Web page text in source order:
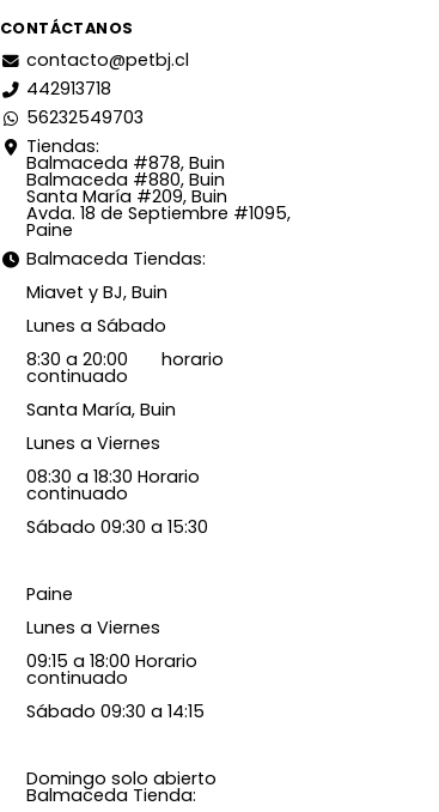
CONTÁCTANOS
contacto@petbj.cl
442913718
56232549703
Tiendas:
Balmaceda #878, Buin
Balmaceda #880, Buin
Santa María #209, Buin
Avda. 18 de Septiembre #1095,
Paine
Balmaceda Tiendas:
Miavet y BJ, Buin
Lunes a Sábado
8:30 a 20:00 horario
continuado
Santa María, Buin
Lunes a Viernes
08:30 a 18:30 Horario
continuado
Sábado 09:30 a 15:30
Paine
Lunes a Viernes
09:15 a 18:00 Horario
continuado
Sábado 09:30 a 14:15
Domingo solo abierto
Balmaceda Tienda: